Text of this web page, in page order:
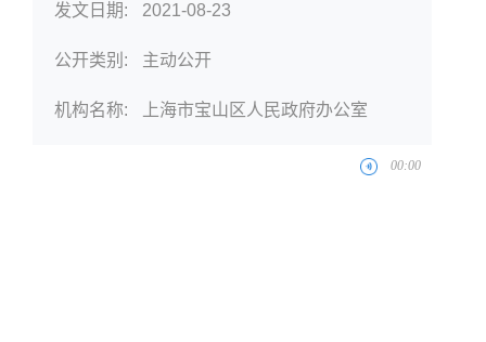
发文日期: 2021-08-23
公开类别: 主动公开
机构名称: 上海市宝山区人民政府办公室